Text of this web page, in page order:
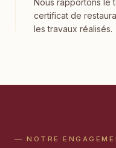
Nous rapportons le
certificat de
les travaux réalisés.
— NOTRE